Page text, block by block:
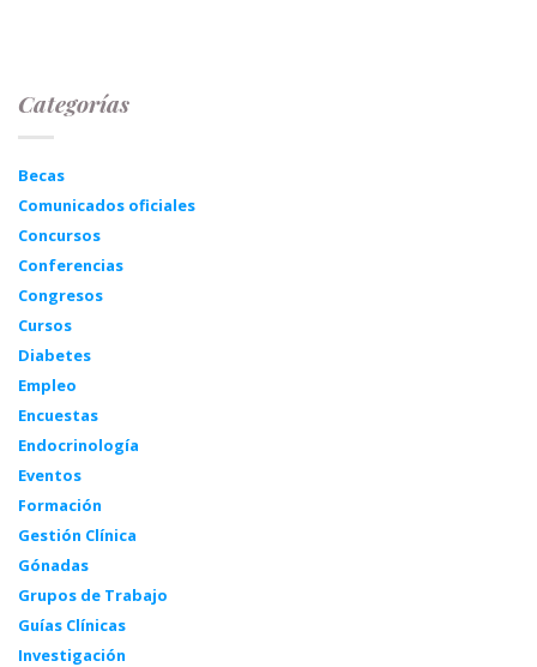
Categorías
Becas
Comunicados oficiales
Concursos
Conferencias
Congresos
Cursos
Diabetes
Empleo
Encuestas
Endocrinología
Eventos
Formación
Gestión Clínica
Gónadas
Grupos de Trabajo
Guías Clínicas
Investigación